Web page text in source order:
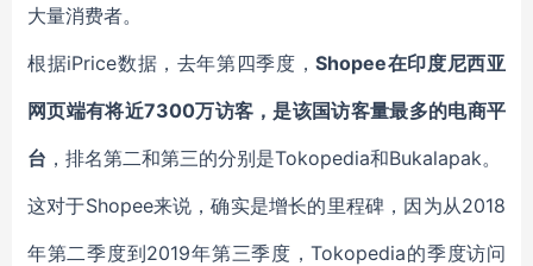
大量消费者。
根据iPrice数据，去年第四季度，Shopee在印度尼西亚
网页端有将近7300万访客，是该国访客量最多的电商平
台 ，排名第二和第三的分别是Tokopedia和Bukalapak。
这对于Shopee来说，确实是增长的里程碑，因为从2018
年第二季度到2019年第三季度，Tokopedia的季度访问